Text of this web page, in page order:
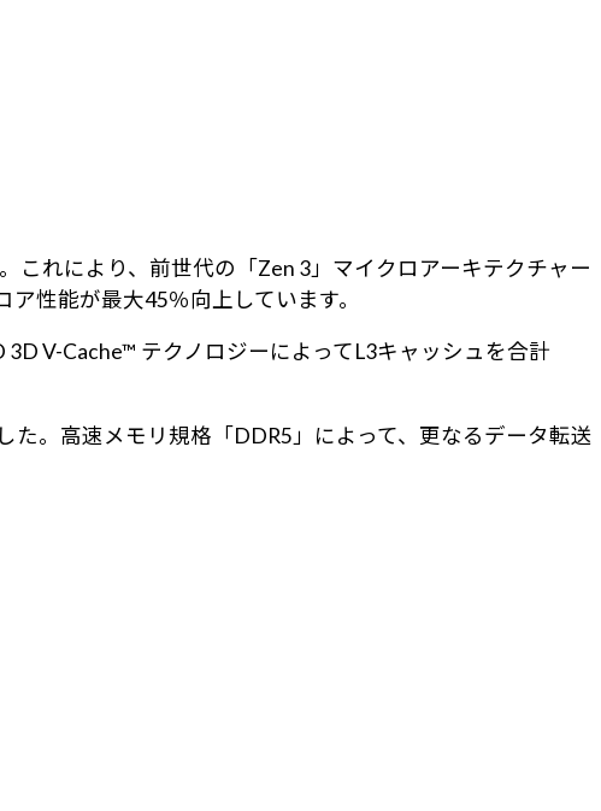
これにより、前世代の「Zen 3」マイクロアーキテクチャー
性能が最大45％向上しています。
V-Cache™ テクノロジーによってL3キャッシュを合計
。高速メモリ規格「DDR5」によって、更なるデータ転送